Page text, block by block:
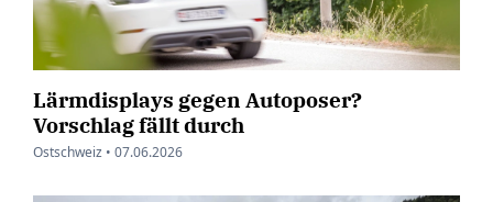
Lärmdisplays gegen Autoposer?
Vorschlag fällt durch
Ostschweiz • 07.06.2026